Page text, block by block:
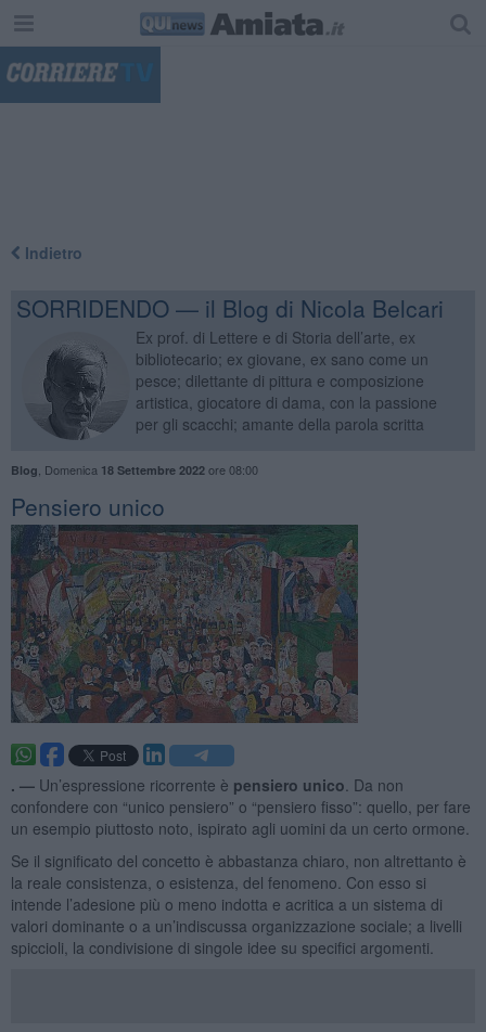
Indietro
SORRIDENDO — il Blog di Nicola Belcari
Ex prof. di Lettere e di Storia dell’arte, ex
bibliotecario; ex giovane, ex sano come un
pesce; dilettante di pittura e composizione
artistica, giocatore di dama, con la passione
per gli scacchi; amante della parola scritta
Blog Domenica 18 Settembre 2022ore 08:00
Pensiero unico
. — Un’espressione ricorrente è pensiero unico . Da non
confondere con “unico pensiero” o “pensiero fisso”: quello, per fare
un esempio piuttosto noto, ispirato agli uomini da un certo ormone.
Se il significato del concetto è abbastanza chiaro, non altrettanto è
la reale consistenza, o esistenza, del fenomeno. Con esso si
intende l’adesione più o meno indotta e acritica a un sistema di
valori dominante o a un’indiscussa organizzazione sociale; a livelli
spiccioli, la condivisione di singole idee su specifici argomenti.